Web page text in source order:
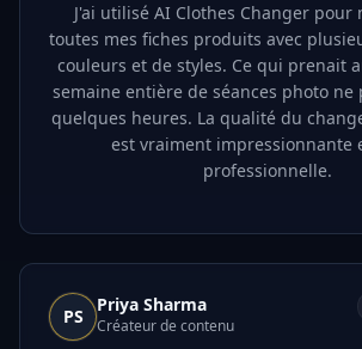
J'ai utilisé AI Clothes Changer pour
toutes mes fiches produits avec
couleurs et de styles. Ce qui prenait
semaine entière de séances photo
quelques heures. La qualité du
est vraiment impressionnante
professionnelle.
PS
Priya Sharma
Créateur de contenu